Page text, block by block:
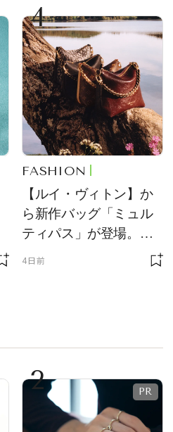
4
FASHION
【ルイ・ヴィトン】か
ら新作バッグ「ミュル
ティパス」が登場。ミ
ニサイズもラインナッ
4日前
2